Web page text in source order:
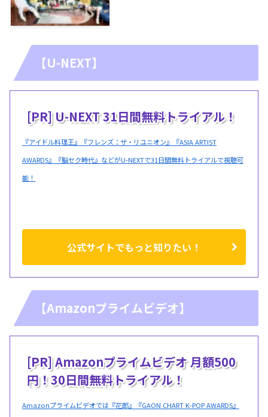
【U-NEXT】
[PR] U-NEXT 31日間無料トライアル！
『アイドル料理王』『フレンズ：ザ・リユニオン』『ASIA ARTIST
AWARDS』『脳セク時代』などがU-NEXTで31日間無料トライアルで視聴可
能！
公式サイトでもっと知りたい！
【Amazonプライムビデオ】
[PR] Amazonプライムビデオ 月額500
円！30日間無料トライアル！
Amazonプライムビデオでは『花郎』『GAON CHART K-POP AWARDS』